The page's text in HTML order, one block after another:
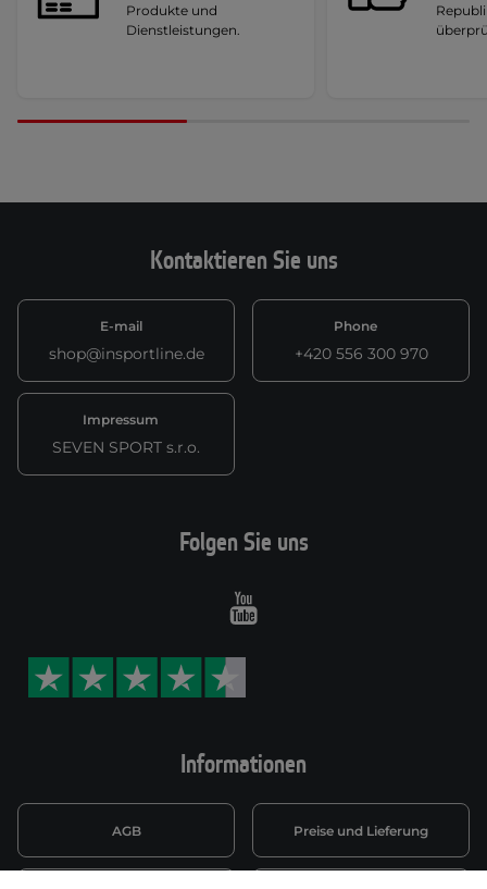
Produkte und
Dienstleistungen.
Kontaktieren Sie uns
E-mail
shop@insportline.de
Phone
+420 556 300 970
Impressum
SEVEN SPORT s.r.o.
Informationen
AGB Preise und Lieferung
Folgen Sie uns
Youtube